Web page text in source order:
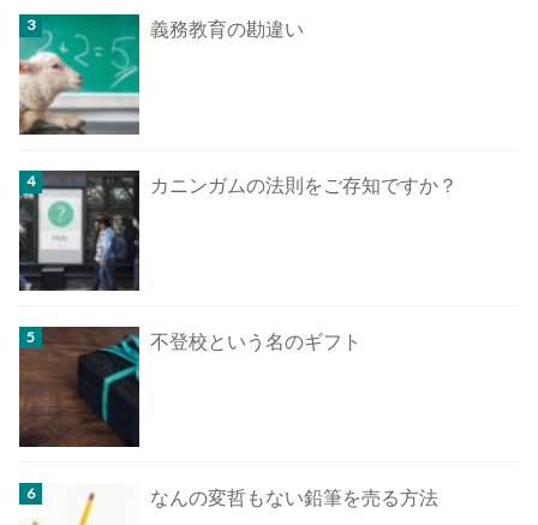
義務教育の勘違い
カニンガムの法則をご存知ですか？
不登校という名のギフト
なんの変哲もない鉛筆を売る方法